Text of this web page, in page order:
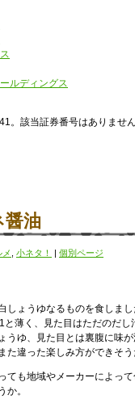
ルディングス
。該当証券番号はありませ
醤油
メ 小ネタ！ | 個別ページ
しょうゆなるものを食しまし
薄く、見た目はただのだし
うゆ、見た目とは裏腹に味
た違った楽しみ方ができそう
ても地域やメーカーによっ
か。